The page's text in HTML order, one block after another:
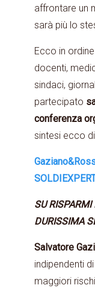
affrontare un
sarà più lo
Ecco in
docenti,
sindaci,
partecipato
conferenza
sintesi ecco
SU
DURISSIMA
Salvatore
indipendenti di
maggiori